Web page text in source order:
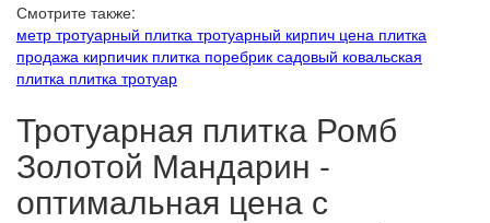
Смотрите также:
метр тротуарный плитка тротуарный кирпич цена плитка
продажа кирпичик плитка поребрик садовый ковальская
плитка плитка тротуар
Тротуарная плитка Ромб
Золотой Мандарин -
оптимальная цена с